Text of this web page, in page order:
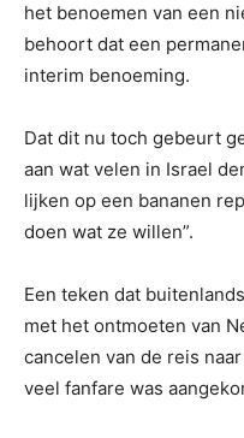
het benoemen van een
behoort dat een
interim benoeming.
Dat dit nu toch gebeurt
aan wat velen in Israel
lijken op een bananen
doen wat ze willen”.
Een teken dat
met het ontmoeten van
cancelen van de reis
veel fanfare was